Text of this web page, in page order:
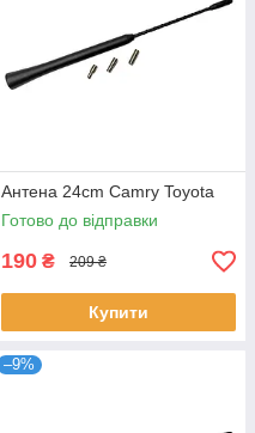
Антена 24cm Camry Toyota
Готово до відправки
190 ₴ 209 ₴
Купити
–9%